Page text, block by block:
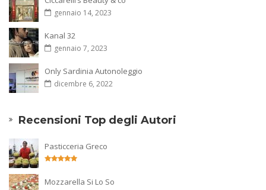
gennaio 14, 2023
Kanal 32
gennaio 7, 2023
Only Sardinia Autonoleggio
dicembre 6, 2022
Recensioni Top degli Autori
Pasticceria Greco
Mozzarella Si Lo So